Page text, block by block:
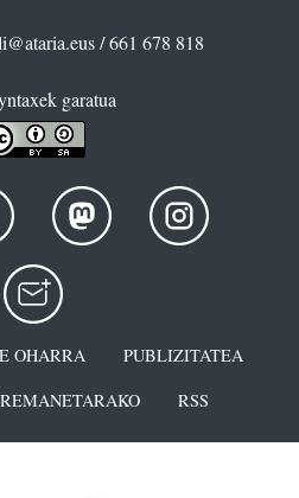
/ 661 678 818
garatua
OHARRA
PUBLIZITATEA
RSS